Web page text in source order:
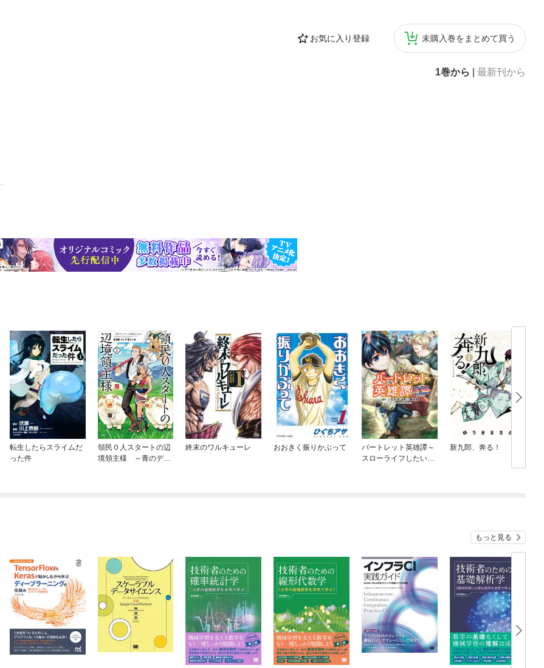
お気に入り登録 未購入巻をまとめて買う
1巻から 最新刊から
転生したらスライムだ
った件
領民０人スタートの辺
境領主様 ～青のディ
終末のワルキューレ おおきく振りかぶって
バートレット英雄譚～
スローライフしたいの
新九郎、奔る！
もっと見る